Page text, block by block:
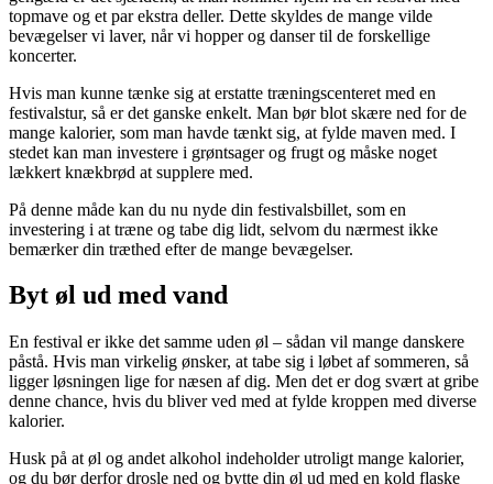
topmave og et par ekstra deller. Dette skyldes de mange vilde
bevægelser vi laver, når vi hopper og danser til de forskellige
koncerter.
Hvis man kunne tænke sig at erstatte træningscenteret med en
festivalstur, så er det ganske enkelt. Man bør blot skære ned for de
mange kalorier, som man havde tænkt sig, at fylde maven med. I
stedet kan man investere i grøntsager og frugt og måske noget
lækkert knækbrød at supplere med.
På denne måde kan du nu nyde din festivalsbillet, som en
investering i at træne og tabe dig lidt, selvom du nærmest ikke
bemærker din træthed efter de mange bevægelser.
Byt øl ud med vand
En festival er ikke det samme uden øl – sådan vil mange danskere
påstå. Hvis man virkelig ønsker, at tabe sig i løbet af sommeren, så
ligger løsningen lige for næsen af dig. Men det er dog svært at gribe
denne chance, hvis du bliver ved med at fylde kroppen med diverse
kalorier.
Husk på at øl og andet alkohol indeholder utroligt mange kalorier,
og du bør derfor drosle ned og bytte din øl ud med en kold flaske